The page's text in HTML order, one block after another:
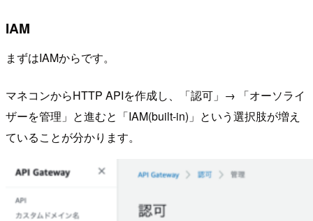
IAM
まずはIAMからです。
マネコンからHTTP APIを作成し、「認可」→ 「オーソライ
ザーを管理」と進むと「IAM(built-in)」という選択肢が増え
ていることが分かります。